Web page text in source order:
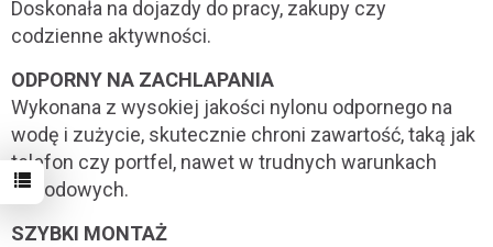
Doskonała na dojazdy do pracy, zakupy czy
codzienne aktywności.
ODPORNY NA ZACHLAPANIA
Wykonana z wysokiej jakości nylonu odpornego na
wodę i zużycie, skutecznie chroni zawartość, taką jak
telefon czy portfel, nawet w trudnych warunkach
pogodowych.
SZYBKI MONTAŻ